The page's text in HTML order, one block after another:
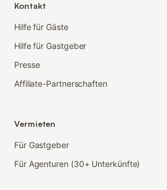
Kontakt
Hilfe für Gäste
Hilfe für Gastgeber
Presse
Affiliate-Partnerschaften
Vermieten
Für Gastgeber
Für Agenturen (30+ Unterkünfte)